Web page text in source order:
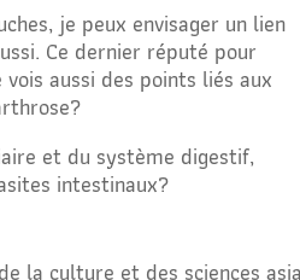
je peux envisager un lien
Ce dernier réputé pour
aussi des points liés aux
et du système digestif,
intestinaux?
la culture et des sciences